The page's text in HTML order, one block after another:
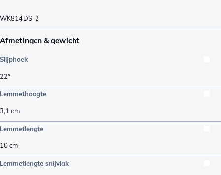
WK814DS-2
Afmetingen & gewicht
Slijphoek
22º
Lemmethoogte
3,1 cm
Lemmetlengte
10cm
Lemmetlengte snijvlak